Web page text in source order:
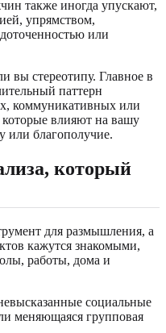
также иногда упускают,
упрямством,
или
вы стереотипу. Главное в
паттерн
коммуникативных или
влияют на вашу
или благополучие.
который
для размышления, а
кажутся знакомыми,
работы, дома и
социальные
меняющаяся групповая